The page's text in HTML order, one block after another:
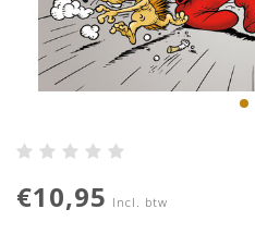
€10,95 Incl. btw